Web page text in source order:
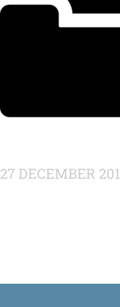
27 DECEMBER